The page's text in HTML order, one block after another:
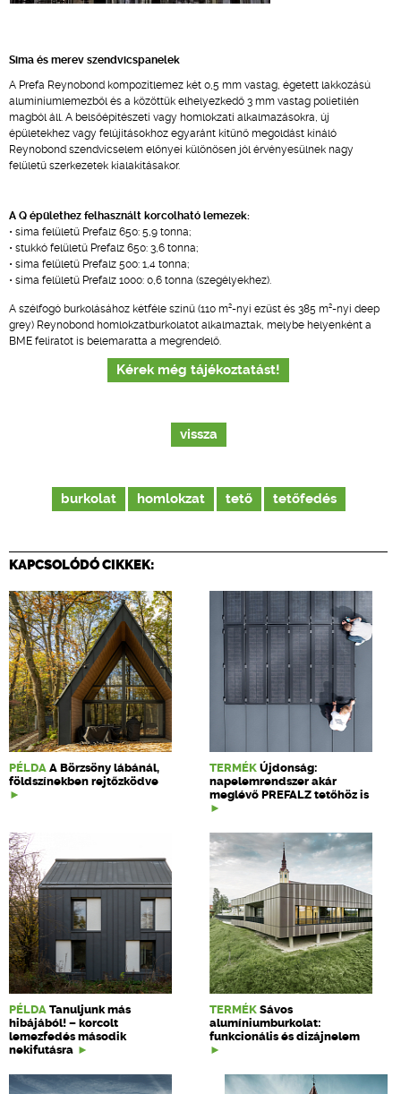
Sima és merev szendvicspanelek
A Prefa Reynobond kompozitlemez két 0,5 mm vastag, égetett lakkozású
alumíniumlemezből és a közöttük elhelyezkedő 3 mm vastag polietilén
magból áll. A belsőépítészeti vagy homlokzati alkalmazásokra, új
épületekhez vagy felújításokhoz egyaránt kitűnő megoldást kínáló
Reynobond szendvicselem előnyei különösen jól érvényesülnek nagy
felületű szerkezetek kialakításakor.
A Q épülethez felhasznált korcolható lemezek:
• sima felületű Prefalz 650: 5,9 tonna;
• stukkó felületű Prefalz 650: 3,6 tonna;
• sima felületű Prefalz 500: 1,4 tonna;
• sima felületű Prefalz 1000: 0,6 tonna (szegélyekhez).
A szélfogó burkolásához kétféle színű (110 m2-nyi ezüst és 385 m2-nyi deep
grey) Reynobond homlokzatburkolatot alkalmaztak, melybe helyenként a
BME feliratot is belemaratta a megrendelő.
Kérek még tájékoztatást!
vissza
burkolat homlokzat tető tetőfedés
KAPCSOLÓDÓ CIKKEK:
PÉLDA A Börzsöny lábánál,
földszínekben rejtőzködve
TERMÉK Újdonság:
napelemrendszer akár
meglévő PREFALZ tetőhöz is
PÉLDA Tanuljunk más
hibájából! – korcolt
lemezfedés második
nekifutásra
TERMÉK Sávos
alumíniumburkolat:
funkcionális és dizájnelem